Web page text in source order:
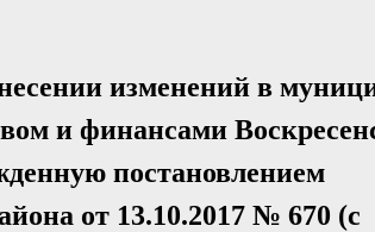
изменений в
и финансами
постановлением
от 13.10.2017 № 670 (с